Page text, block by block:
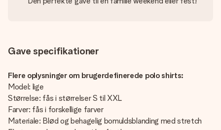
Gave specifikationer
Flere oplysninger om brugerdefinerede polo shirts:
Model: lige
Størrelse: fås i størrelser S til XXL
Farver: fås i forskellige farver
Materiale: Blød og behagelig bomuldsblanding med stretch